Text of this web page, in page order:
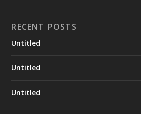
RECENT POSTS
Untitled
Untitled
Untitled